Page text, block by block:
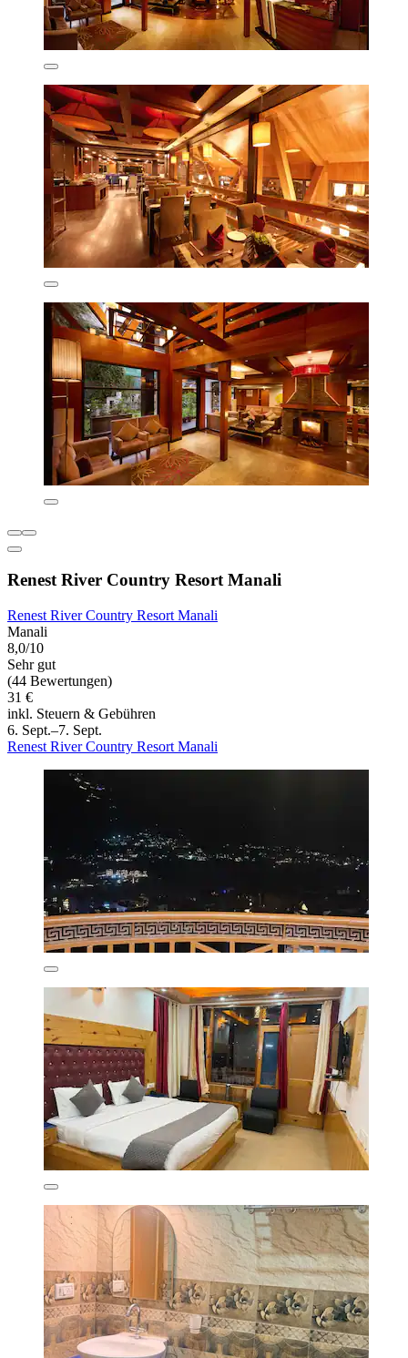
Renest River Country Resort Manali
Renest River Country Resort Manali
Manali
8,0/10
Sehr gut
(44 Bewertungen)
31 €
inkl. Steuern & Gebühren
6. Sept.–7. Sept.
Renest River Country Resort Manali